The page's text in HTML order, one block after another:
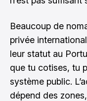
Beaucoup de
privée
leur statut au
que tu cotises, tu
système public.
dépend des